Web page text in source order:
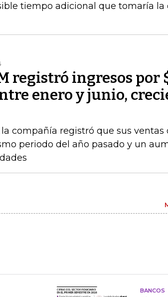
tiempo adicional que tomaría la
registró ingresos por
enero y junio,
compañía registró que sus ventas
periodo del año pasado y un
BANCOS